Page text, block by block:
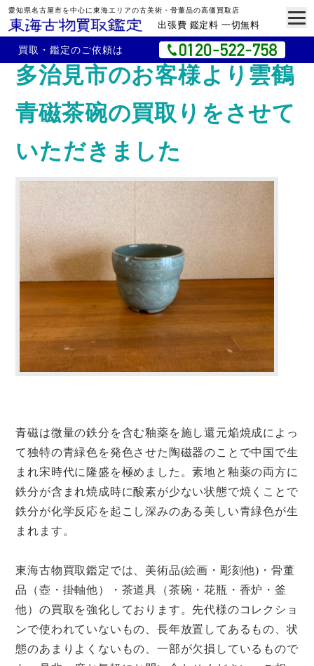
愛知県名古屋市を中心に東海エリアの古美術・骨董品の高価買取店
出張費 鑑定料 一切無料
買取・鑑定のご依頼は
多治見市のお客様より雲鶴
青磁茶碗の買取りをさせて
いただきました
青磁は微量の鉄分を含む釉薬を施し還元焔焼成によっ
て独特の青緑色を発色させた陶磁器のことで中国で生
まれ宋時代に隆盛を極めました。素地と釉薬の両方に
鉄分が含まれ焼成時に酸素が少ない状態で焼くことで
鉄分が化学反応を起こし深みのある美しい青緑色が生
まれます。
東海古物買取鑑定では、美術品(絵画・彫刻他)・骨董
品（壺・掛軸他）・茶道具（茶碗・花瓶・香炉・釜
他）の買取を強化しております。先代様のコレクショ
ンで使われていないもの、長年放置してあるもの、状
態のあまりよくないもの、一部が欠損しているもので